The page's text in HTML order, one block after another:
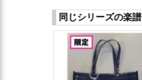
同じシリーズの楽譜